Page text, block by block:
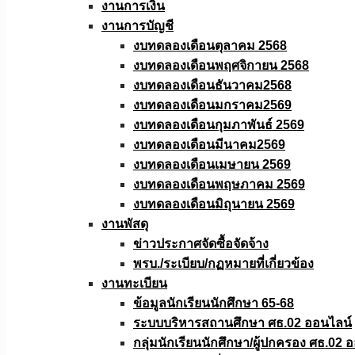
งานการเงิน
งานการบัญชี
งบทดลองเดือนตุลาคม 2568
งบทดลองเดือนพฤศจิกายน 2568
งบทดลองเดือนธันวาคม2568
งบทดลองเดือนมกราคม2569
งบทดลองเดือนกุมภาพันธ์ 2569
งบทดลองเดือนมีนาคม2569
งบทดลองเดือนเมษายน 2569
งบทดลองเดือนพฤษภาคม 2569
งบทดลองเดือนมิถุนายน 2569
งานพัสดุ
ข่าวประกาศจัดซื้อจัดจ้าง
พรบ./ระเบียบ/กฏหมายที่เกี่ยวข้อง
งานทะเบียน
ข้อมูลนักเรียนนักศึกษา 65-68
ระบบบริหารสถานศึกษา ศธ.02 ออนไลน์
กลุ่มนักเรียนนักศึกษา/ผู้ปกครอง ศธ.02